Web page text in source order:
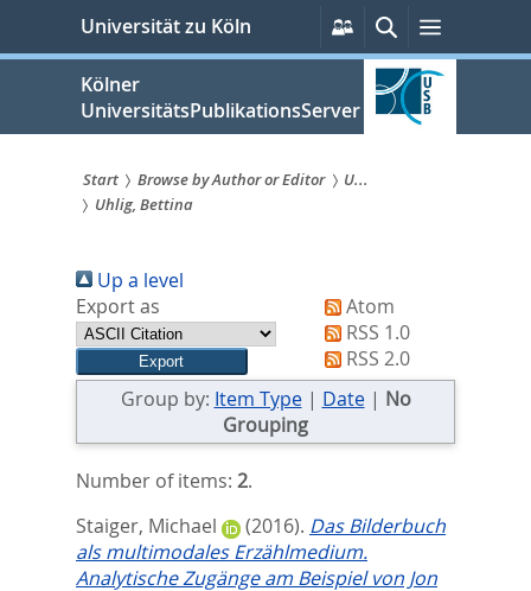
springen
Universität zu Köln
Persönliche
Services
SucheMenü
Kölner
UniversitätsPublikationsServer
Sie
sind
hier:
Start Browse by Author or Editor
U...
Uhlig, Bettina
Up a level
Export as
Atom
RSS 1.0
RSS 2.0
Group by: Item Type| Date| No
Grouping
Number of items: 2.
Staiger, Michael
(2016). Das Bilderbuch
als multimodales Erzählmedium.
Analytische Zugänge am Beispiel von Jon